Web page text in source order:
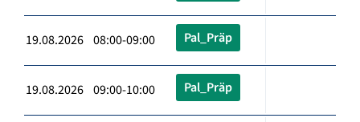
19.08.2026 08:00-09:00 Pal_Präp
19.08.2026 09:00-10:00 Pal_Präp